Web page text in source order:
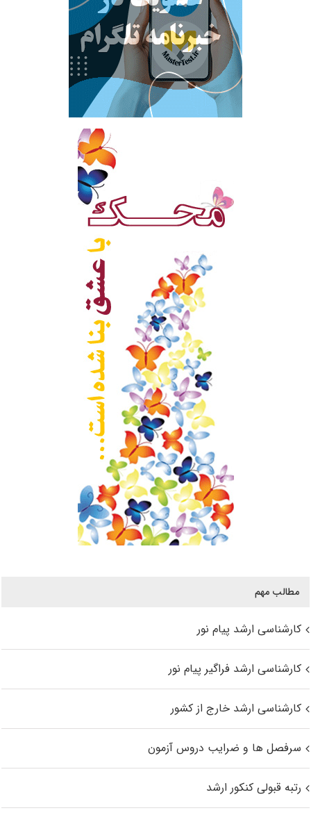
مطالب مهم
کارشناسی ارشد پیام نور
کارشناسی ارشد فراگیر پیام نور
کارشناسی ارشد خارج از کشور
سرفصل ها و ضرایب دروس آزمون
رتبه قبولی کنکور ارشد